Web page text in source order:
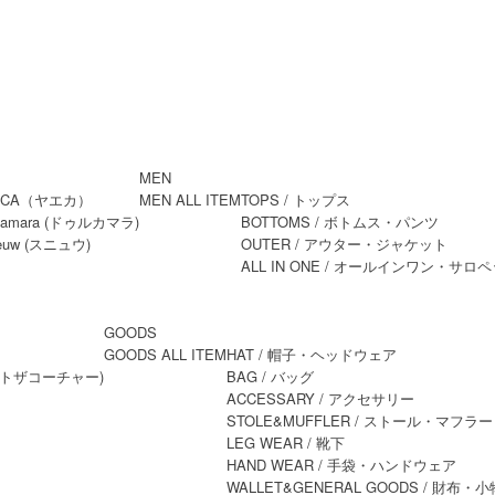
MEN
MEN ALL ITEMTOPS / トップス
BOTTOMS / ボトムス・パンツ
OUTER / アウター・ジャケット
ALL IN ONE / オールインワン・サロ
GOODS
GOODS ALL ITEMHAT / 帽子・ヘッドウェア
BAG / バッグ
ACCESSARY / アクセサリー
STOLE&MUFFLER / ストール・マフラー
LEG WEAR / 靴下
HAND WEAR / 手袋・ハンドウェア
WALLET&GENERAL GOODS / 財布・小